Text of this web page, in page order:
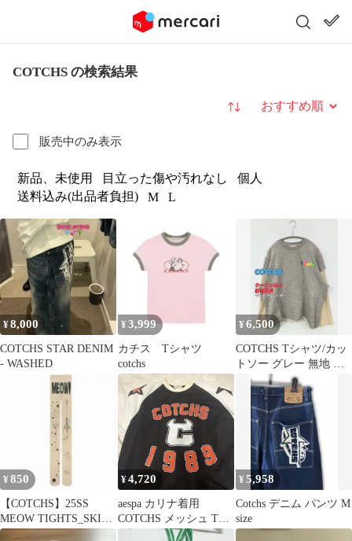
COTCHS の検索結果
販売中のみ表示
並び替え
新品、未使用 目立った傷や汚れなし
個人
送料込み(出品者負担)
M L
¥8,000
COTCHS STAR DENIM
- WASHED
¥ 3,999
カチス Tシャツ
cotchs
¥6,500
COTCHS Tシャツ/カッ
トソー グレー 無地 バ
ックプリント 前面プリ
ント ミドル丈 長袖 ク
ルーネック(丸首) メン
¥ 850
【COTCHS】25SS
MEOW TIGHTS_SKIN
デザインストッキング
¥4,720
aespa カリナ着用
COTCHS メッシュ Tシ
¥5,958
Cotchs デニム パンツ M
size